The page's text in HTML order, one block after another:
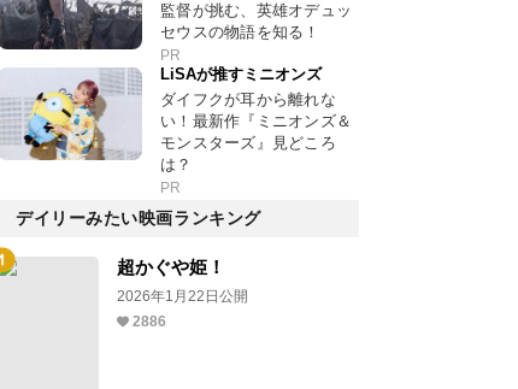
監督が挑む、英雄オデュッ
セウスの物語を知る！
PR
LiSAが推すミニオンズ
ダイフクが耳から離れな
い！最新作『ミニオンズ＆
モンスターズ』見どころ
は？
PR
デイリーみたい映画ランキング
超かぐや姫！
2026年1月22日公開
2886